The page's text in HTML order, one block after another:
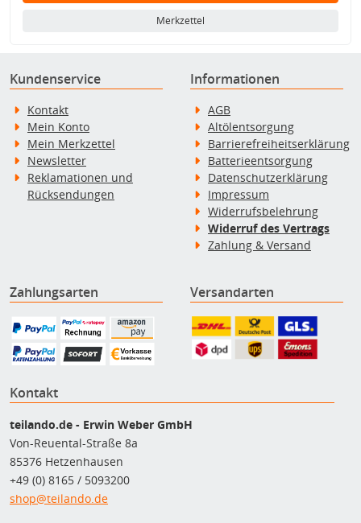
Merkzettel
Kundenservice
Kontakt
Mein Konto
Mein Merkzettel
Newsletter
Reklamationen und
Rücksendungen
Informationen
AGB
Altölentsorgung
Barrierefreiheitserklärung
Batterieentsorgung
Datenschutzerklärung
Impressum
Widerrufsbelehrung
Widerruf des Vertrags
Zahlung & Versand
Zahlungsarten Versandarten
Kontakt
teilando.de - Erwin Weber GmbH
Von-Reuental-Straße 8a
85376 Hetzenhausen
+49 (0) 8165 / 5093200
shop@teilando.de